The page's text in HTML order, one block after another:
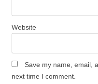
Website
Save my name, email,
next time I comment.